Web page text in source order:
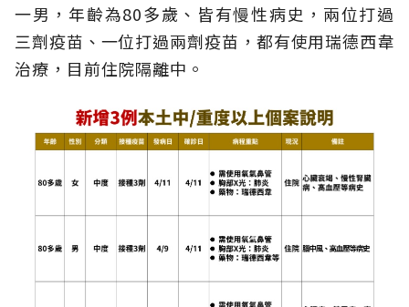
一男，年齡為80多歲、皆有慢性病史，兩位打過
三劑疫苗、一位打過兩劑疫苗，都有使用瑞德西韋
治療，目前住院隔離中。